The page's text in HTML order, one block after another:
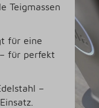
Teigmassen
für eine
für perfekt
–